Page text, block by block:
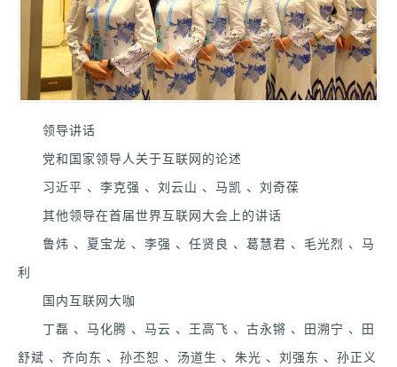
领导讲话
党和国家领导人关于互联网的论述
习近平 、李克强 、刘云山 、马凯 、刘奇葆
其他领导在首届世界互联网大会上的讲话
鲁炜 、夏宝龙 、李强 、任贤良 、葛慧君 、毛光烈 、马
利
国内互联网大咖
丁磊 、马化腾 、马云 、王高飞 、古永锵 、田溯宁 、田
舒斌 、齐向东 、孙丕恕 、汤道生 、朱光 、刘强东 、孙正义